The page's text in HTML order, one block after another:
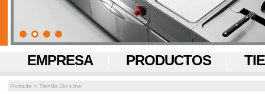
EMPRESA PRODUCTOS
Portada > Tienda On-Line